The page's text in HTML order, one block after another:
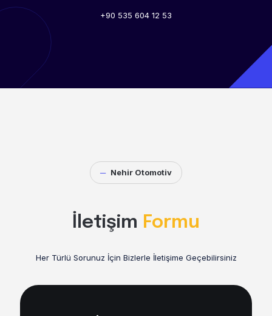
+90 535 604 12 53
─ Nehir Otomotiv
İletişim Formu
Her Türlü Sorunuz İçin Bizlerle İletişime Geçebilirsiniz